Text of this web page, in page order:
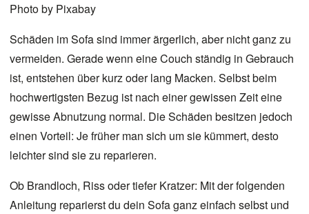
Photo by Pixabay
Schäden im Sofa sind immer ärgerlich, aber nicht ganz zu
vermeiden. Gerade wenn eine Couch ständig in Gebrauch
ist, entstehen über kurz oder lang Macken. Selbst beim
hochwertigsten Bezug ist nach einer gewissen Zeit eine
gewisse Abnutzung normal. Die Schäden besitzen jedoch
einen Vorteil: Je früher man sich um sie kümmert, desto
leichter sind sie zu reparieren.
Ob Brandloch, Riss oder tiefer Kratzer: Mit der folgenden
Anleitung reparierst du dein Sofa ganz einfach selbst und